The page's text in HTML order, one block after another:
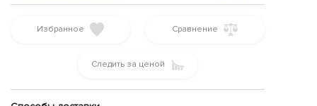
Избранное Сравнение
Следить за ценой